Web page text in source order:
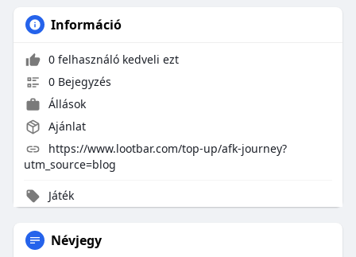
Információ
0 felhasználó kedveli ezt
0 Bejegyzés
Állások
Ajánlat
https://www.lootbar.com/top-up/afk-journey?
utm_source=blog
Játék
Névjegy